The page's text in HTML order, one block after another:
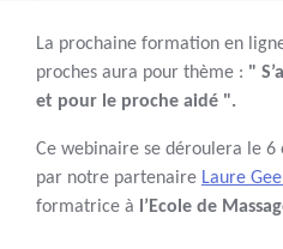
La prochaine formation en
proches aura pour thème : "
et pour le proche aidé ".
Ce webinaire se déroulera le
par notre partenaire Laure
formatrice à l’Ecole de